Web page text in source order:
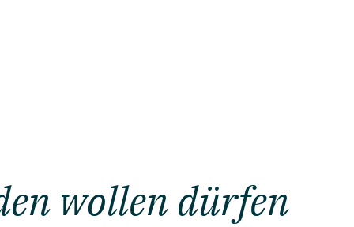
wollen dürfen